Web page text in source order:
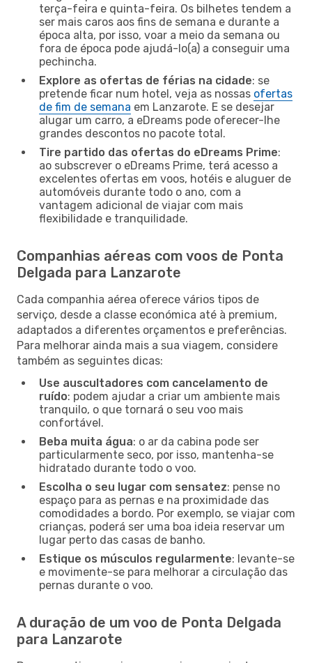
terça-feira e quinta-feira. Os bilhetes tendem a
ser mais caros aos fins de semana e durante a
época alta, por isso, voar a meio da semana ou
fora de época pode ajudá-lo(a) a conseguir uma
pechincha.
Explore as ofertas de férias na cidade: se
pretende ficar num hotel, veja as nossas ofertas
de fim de semana em Lanzarote. E se desejar
alugar um carro, a eDreams pode oferecer-lhe
grandes descontos no pacote total.
Tire partido das ofertas do eDreams Prime:
ao subscrever o eDreams Prime, terá acesso a
excelentes ofertas em voos, hotéis e aluguer de
automóveis durante todo o ano, com a
vantagem adicional de viajar com mais
flexibilidade e tranquilidade.
Companhias aéreas com voos de Ponta
Delgada para Lanzarote
Cada companhia aérea oferece vários tipos de
serviço, desde a classe económica até à premium,
adaptados a diferentes orçamentos e preferências.
Para melhorar ainda mais a sua viagem, considere
também as seguintes dicas:
Use auscultadores com cancelamento de
ruído: podem ajudar a criar um ambiente mais
tranquilo, o que tornará o seu voo mais
confortável.
Beba muita água: o ar da cabina pode ser
particularmente seco, por isso, mantenha-se
hidratado durante todo o voo.
Escolha o seu lugar com sensatez: pense no
espaço para as pernas e na proximidade das
comodidades a bordo. Por exemplo, se viajar com
crianças, poderá ser uma boa ideia reservar um
lugar perto das casas de banho.
Estique os músculos regularmente: levante-se
e movimente-se para melhorar a circulação das
pernas durante o voo.
A duração de um voo de Ponta Delgada
para Lanzarote